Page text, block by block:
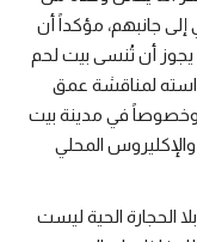
جانبهم، مؤكداً أن
يجوز أن تُنسى بيت لحم
لمناقشة عمق
وخصوصاً في مدينة بيت
والإكليروس المحلي
الحجارة الحية ليست